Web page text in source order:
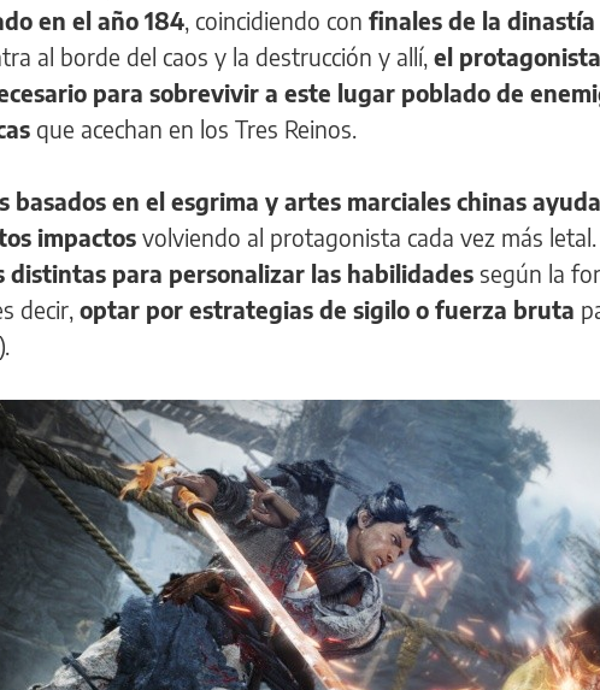
en el año 184 , coincidiendo con finales de la
al borde del caos y la destrucción y allí, el
para sobrevivir a este lugar poblado de
que acechan en los Tres Reinos.
basados en el esgrima y artes marciales chinas
impactos volviendo al protagonista cada vez más letal.
distintas para personalizar las habilidades según la
decir, optar por estrategias de sigilo o fuerza bruta